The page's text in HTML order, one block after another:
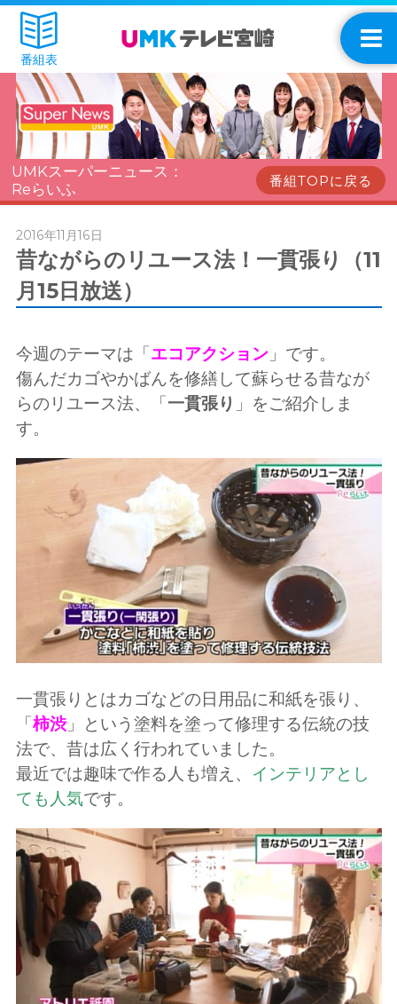
番組表
UMKスーパーニュース：
Reらいふ
番組TOPに戻る
2016年11月16日
昔ながらのリユース法！一貫張り（11
月15日放送）
今週のテーマは「エコアクション」です。
傷んだカゴやかばんを修繕して蘇らせる昔なが
らのリユース法、「一貫張り 」をご紹介しま
す。
一貫張りとはカゴなどの日用品に和紙を張り、
「柿渋」という塗料を塗って修理する伝統の技
法で、昔は広く行われていました。
最近では趣味で作る人も増え、
インテリアとし
ても人気です。